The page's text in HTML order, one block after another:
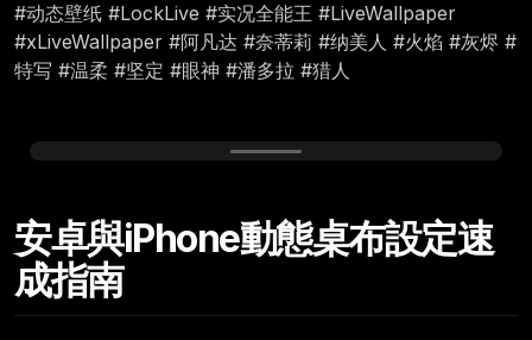
#动态壁纸 #LockLive #实况全能王 #LiveWallpaper
#xLiveWallpaper #阿凡达 #奈蒂莉 #纳美人 #火焰 #灰烬 #
特写 #温柔 #坚定 #眼神 #潘多拉 #猎人
Friday, January 02
12:00
安卓與iPhone動態桌布設定速
成指南